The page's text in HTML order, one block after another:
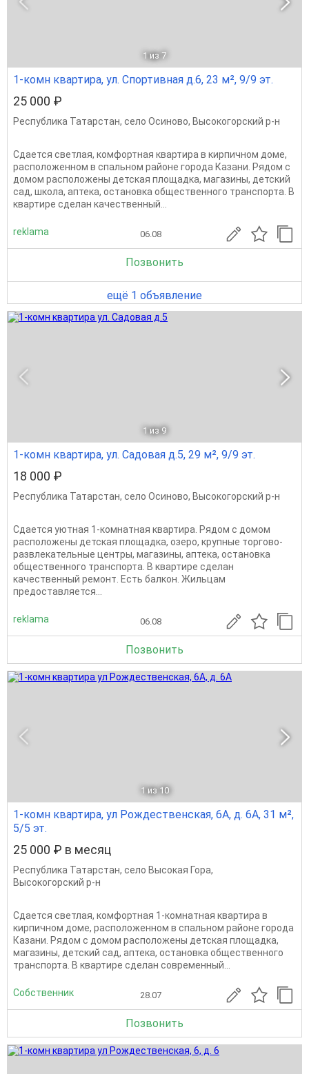
1 из 7
1-комн квартира, ул. Спортивная д.6, 23 м², 9/9 эт.
25 000 ₽
Республика Татарстан, село Осиново, Высокогорский р-н
Сдается светлая, комфортная квартира в кирпичном доме,
расположенном в спальном районе города Казани. Рядом с
домом расположены детская площадка, магазины, детский
сад, школа, аптека, остановка общественного транспорта. В
квартире сделан качественный...
reklama 06.08
Позвонить
ещё 1 объявление
1 из 9
1-комн квартира, ул. Садовая д.5, 29 м², 9/9 эт.
18 000 ₽
Республика Татарстан, село Осиново, Высокогорский р-н
Сдается уютная 1-комнатная квартира. Рядом с домом
расположены детская площадка, озеро, крупные торгово-
развлекательные центры, магазины, аптека, остановка
общественного транспорта. В квартире сделан
качественный ремонт. Есть балкон. Жильцам
предоставляется...
reklama 06.08
Позвонить
1 из 10
1-комн квартира, ул Рождественская, 6А, д. 6А, 31 м²,
5/5 эт.
25 000 ₽ в месяц
Республика Татарстан, село Высокая Гора,
Высокогорский р-н
Сдается светлая, комфортная 1-комнатная квартира в
кирпичном доме, расположенном в спальном районе города
Казани. Рядом с домом расположены детская площадка,
магазины, детский сад, аптека, остановка общественного
транспорта. В квартире сделан современный...
Собственник 28.07
Позвонить